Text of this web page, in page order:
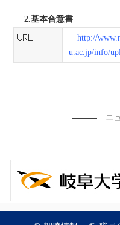
2.基本合意書
http://
u.ac.jp/info/
――― ニ